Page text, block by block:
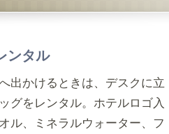
ンタル
出かけるときは、デスクに立
グをレンタル。ホテルロゴ入
ル、ミネラルウォーター、フ